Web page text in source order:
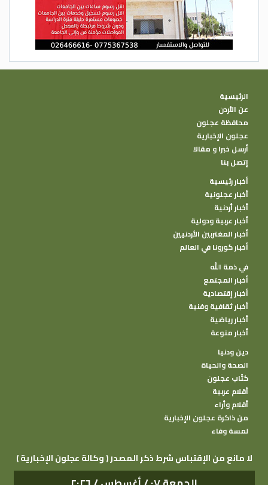
الرئيسية
عن الأردن
محافظة عجلون
عجلون الإخبارية
أرسل خبرا و مقالا
إتصل بنا
أخبار رئيسية
أخبار عجلونية
أخبار أردنية
أخبار عربية ودولية
أخبار المغتربين الأردنيين
أخبار كورونا في العالم
في ذمة الله
أخبار المجتمع
أخبار إقتصادية
أخبار ثقافية وفنية
أخبار رياضية
أخبار منوعة
دين ودنيا
الصحة والحياة
كتًاب عجلون
أقلام عربية
أقلام وأراء
من ذاكرة عجلون الإخبارية
لمسة وفاء
( وكالة عجلون الإخبارية ) لا مانع من الإقتباس شرط ذكر المصدر